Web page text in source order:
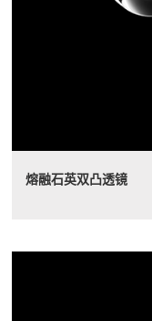
熔融石英双凸透镜